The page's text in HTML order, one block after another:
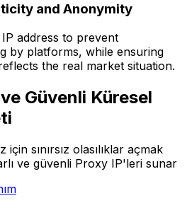
and Anonymity
address to prevent
by platforms, while ensuring
the real market situation.
Güvenli Küresel
için sınırsız olasılıklar açmak
ve güvenli Proxy IP'leri sunar